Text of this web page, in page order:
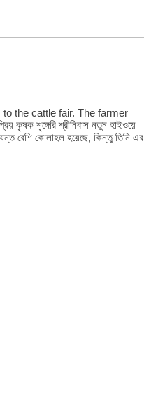
the cattle fair. The farmer
শৃঙ্গেরি শ্রীনিবাস নতুন হাইওয়ে
বেশি কোলাহল হয়েছে, কিন্তু তিনি এর